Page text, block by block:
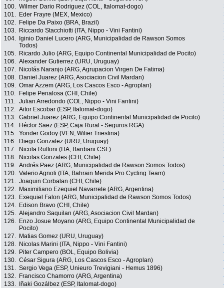
100. Wilmer Dario Rodriguez (COL, Italomat-dogo)
101.
Eder Frayre (MEX, Mexico)
102.
Felipe Da Paixo (BRA, Brazil)
103.
Riccardo Stacchiotti (ITA, Nippo - Vini Fantini)
104.
Iginio Daniel Lucero (ARG, Municipalidad de Rawson Somos
Todos)
105. Ricardo Julio (ARG, Equipo Continental Municipalidad de Pocito)
106. Alexander Gutierrez (URU, Uruguay)
107.
Nicolás Naranjo (ARG, Agrupacion Virgen De Fatima)
108.
Daniel Juarez (ARG, Asociacion Civil Mardan)
109. Omar Azzem (ARG, Los Cascos Esco - Agroplan)
110.
Felipe Penalosa (CHI, Chile)
111. Julian Arredondo (COL, Nippo - Vini Fantini)
112. Aitor Escobar (ESP, Italomat-dogo)
113. Gabriel Juarez (ARG, Equipo Continental Municipalidad de Pocito)
114.
Héctor Saez (ESP, Caja Rural - Seguros RGA)
115. Yonder Godoy (VEN, Wilier Triestina)
116.
Diego Gonzalez (URU, Uruguay)
117.
Nicola Ruffoni (ITA, Bardiani CSF)
118.
Nicolas Gonzales (CHI, Chile)
119. Andrés Paez (ARG, Municipalidad de Rawson Somos Todos)
120. Valerio Agnoli (ITA, Bahrain Merida Pro Cycling Team)
121. Joaquin Corbalan (CHI, Chile)
122.
Maximiliano Ezequiel Navarrete (ARG, Argentina)
123.
Exequiel Falon (ARG, Municipalidad de Rawson Somos Todos)
124.
Edison Bravo (CHI, Chile)
125. Alejandro Saquilan (ARG, Asociacion Civil Mardan)
126.
Enzo Josue Moyano (ARG, Equipo Continental Municipalidad de
Pocito)
127. Matias Gomez (URU, Uruguay)
128.
Nicolas Marini (ITA, Nippo - Vini Fantini)
129.
Piter Campero (BOL, Equipo Bolivia)
130. César Sigura (ARG, Los Cascos Esco - Agroplan)
131. Sergio Vega (ESP, Unieuro Trevigiani - Hemus 1896)
132.
Francisco Chamorro (ARG, Argentina)
133.
Iñaki Gozálbez (ESP, Italomat-dogo)